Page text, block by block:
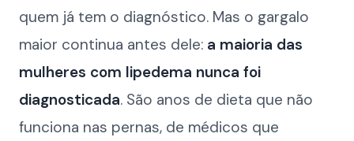
quem já tem o diagnóstico. Mas o gargalo
maior continua antes dele: a maioria das
mulheres com lipedema nunca foi
diagnosticada. São anos de dieta que não
funciona nas pernas, de médicos que